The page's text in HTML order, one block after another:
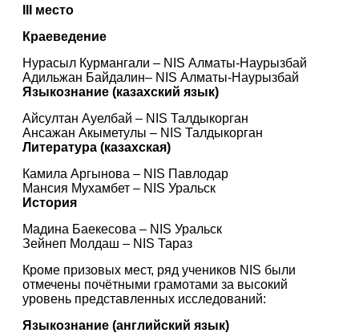
III место
Краеведение
Нурасыл Курмангали – NIS Алматы-Наурызбай
Адильжан Байдалин– NIS Алматы-Наурызбай
Языкознание (казахский язык)
Айсултан Ауелбай – NIS Талдыкорган
Ансажан Акыметулы – NIS Талдыкорган
Литература (казахская)
Камила Аргынова – NIS Павлодар
Мансия Мухамбет – NIS Уральск
История
Мадина Баекесова – NIS Уральск
Зейнеп Молдаш – NIS Тараз
Кроме призовых мест, ряд учеников NIS были
отмечены почётными грамотами за высокий
уровень представленных исследований:
Языкознание (английский язык)